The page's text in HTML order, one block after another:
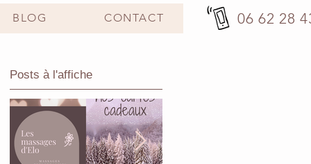
BLOG CONTACT 06 62 28
Posts à l'affiche